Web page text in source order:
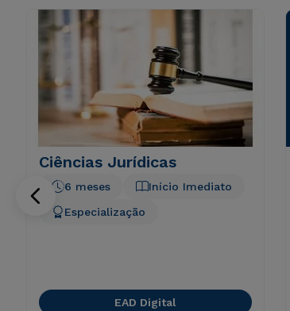
Ciências Jurídicas
Início Imediato
6 meses
Especialização
EAD Digital